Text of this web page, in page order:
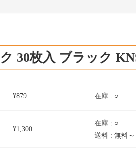
30枚入 ブラック
¥879 在庫 : ○
¥1,300
在庫 : ○
送料 : 無料～